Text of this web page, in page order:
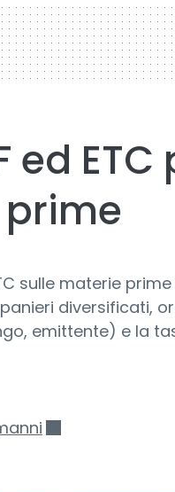
ed
sulle materie
diversificati,
emittente) e la